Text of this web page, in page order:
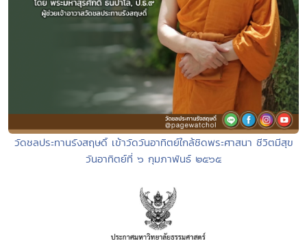
วัดชลประทานรังสฤษดิ์ เข้าวัดวันอาทิตย์ใกล้ชิดพระศาสนา ชีวิตมีสุข
วันอาทิตย์ที่ ๖ กุมภาพันธ์ ๒๕๖๕